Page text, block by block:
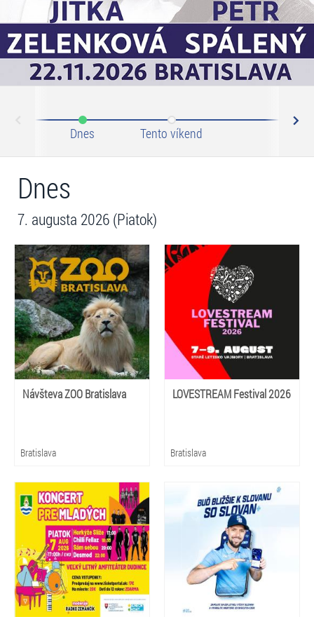
Dnes Tento víkend
Dnes
7. augusta 2026 (Piatok)
Návšteva ZOO Bratislava
Bratislava
LOVESTREAM Festival 2026
Bratislava